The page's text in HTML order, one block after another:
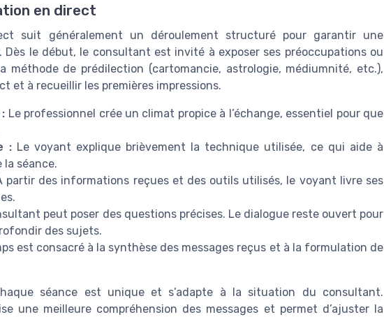
en direct
suit généralement un déroulement structuré pour garantir une
Dès le début, le consultant est invité à exposer ses préoccupations ou
méthode de prédilection (cartomancie, astrologie, médiumnité, etc.),
et à recueillir les premières impressions.
Le professionnel crée un climat propice à l’échange, essentiel pour que
:Le voyant explique brièvement la technique utilisée, ce qui aide à
séance.
partir des informations reçues et des outils utilisés, le voyant livre ses
peut poser des questions précises. Le dialogue reste ouvert pour
des sujets.
est consacré à la synthèse des messages reçus et à la formulation de
séance est unique et s’adapte à la situation du consultant.
une meilleure compréhension des messages et permet d’ajuster la